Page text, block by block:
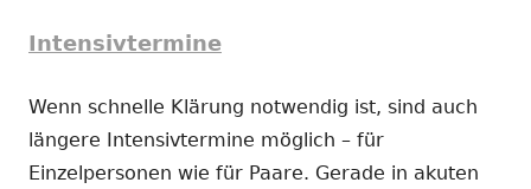
Intensivtermine
Wenn schnelle Klärung notwendig ist, sind auch
längere Intensivtermine möglich – für
Einzelpersonen wie für Paare. Gerade in akuten